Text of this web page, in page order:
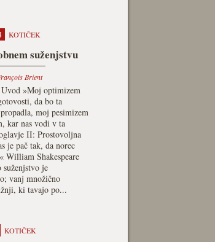
KOTIČEK
suženjstvu
Brient
»Moj optimizem
da bo ta
moj pesimizem
kar nas vodi v ta
II: Prostovoljna
je pač tak, da norec
William Shakespeare
je
vanj množično
ki tavajo po...
KOTIČEK